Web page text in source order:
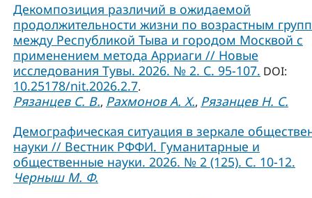
Декомпозиция различий в ожидаемой
продолжительности жизни по возрастным
между Республикой Тыва и городом Москвой с
применением метода Арриаги // Новые
исследования Тувы. 2026. № 2. С. 95-107. DOI:
10.25178/nit.2026.2.7.
Рязанцев С. В., Рахмонов А. Х., Рязанцев Н. С.
Демографическая ситуация в зеркале
науки // Вестник РФФИ. Гуманитарные и
общественные науки. 2026. № 2 (125). С. 10-12.
Черныш М. Ф.